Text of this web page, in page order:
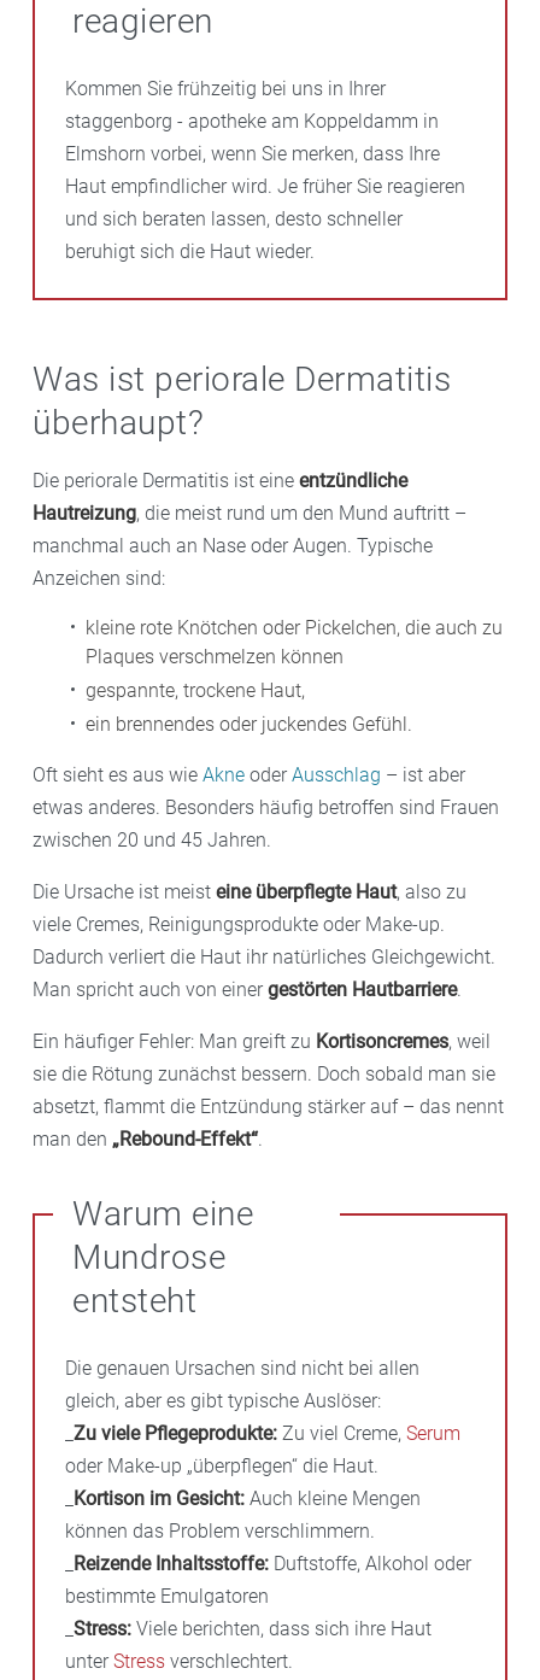
reagieren
Kommen Sie frühzeitig bei uns in Ihrer
staggenborg - apotheke am Koppeldamm in
Elmshorn vorbei, wenn Sie merken, dass Ihre
Haut empfindlicher wird. Je früher Sie reagieren
und sich beraten lassen, desto schneller
beruhigt sich die Haut wieder.
Was ist periorale Dermatitis
überhaupt?
Die periorale Dermatitis ist eine entzündliche
Hautreizung, die meist rund um den Mund auftritt –
manchmal auch an Nase oder Augen. Typische
Anzeichen sind:
kleine rote Knötchen oder Pickelchen, die auch zu
Plaques verschmelzen können
gespannte, trockene Haut,
ein brennendes oder juckendes Gefühl.
Oft sieht es aus wie Akne oder Ausschlag – ist aber
etwas anderes. Besonders häufig betroffen sind Frauen
zwischen 20 und 45 Jahren.
Die Ursache ist meist eine überpflegte Haut, also zu
viele Cremes, Reinigungsprodukte oder Make-up.
Dadurch verliert die Haut ihr natürliches Gleichgewicht.
Man spricht auch von einer gestörten Hautbarriere.
Ein häufiger Fehler: Man greift zu Kortisoncremes, weil
sie die Rötung zunächst bessern. Doch sobald man sie
absetzt, flammt die Entzündung stärker auf – das nennt
man den „Rebound-Effekt“.
Warum eine
Mundrose
entsteht
Die genauen Ursachen sind nicht bei allen
gleich, aber es gibt typische Auslöser:
Zu viele Pflegeprodukte: Zu viel Creme, Serum
oder Make-up „überpflegen“ die Haut.
Kortison im Gesicht: Auch kleine Mengen
können das Problem verschlimmern.
Reizende Inhaltsstoffe: Duftstoffe, Alkohol oder
bestimmte Emulgatoren
Stress: Viele berichten, dass sich ihre Haut
unter Stress verschlechtert.